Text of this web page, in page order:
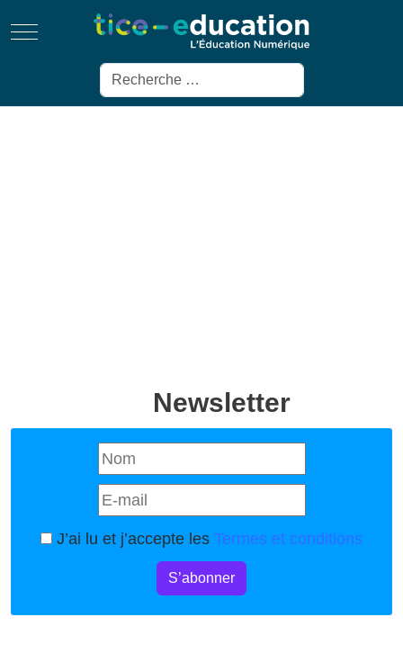
Mobile Menu Toggle
Rechercher
Newsletter
J’ai lu et j’accepte les Termes et conditions
S’abonner